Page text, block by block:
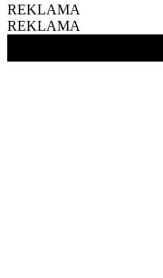
REKLAMA
REKLAMA